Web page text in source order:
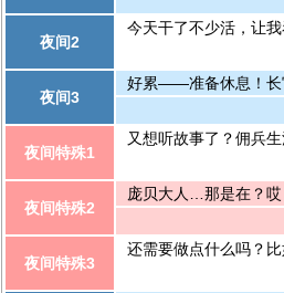
夜间2
今天干了不少活，让
夜间3
好累——准备休息！长
夜间特殊1
又想听故事了？佣兵
夜间特殊2
庞贝大人…那是在？
夜间特殊3
还需要做点什么吗？